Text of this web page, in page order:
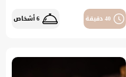
40 دقيقة 6 أشخاص